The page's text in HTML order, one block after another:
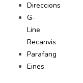
Direccions
G-
Line
Recanvis
Parafang
Eines